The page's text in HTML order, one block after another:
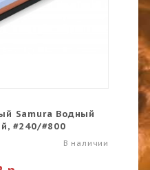
Samura Водный
#240/#800
В наличии